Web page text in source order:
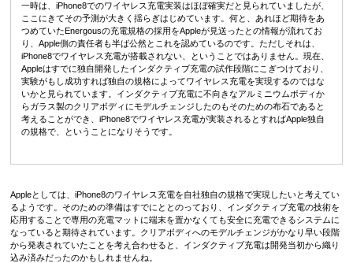
一時は、iPhone8でのワイヤレス充電実装はほぼ確実だと見られていましたが、
ここにきてその予測が大きく揺らぎはじめています。何と、あれほど期待をあ
つめていたEnergousの充電規格の採用をAppleが見送ったとの情報が流れてお
り、Apple側の責任者も半ば公然とこれを認めているのです。ただしそれは、
iPhone8でワイヤレス充電が搭載されない、ということではありません。現在、
Appleはすでに独自開発したインダクティブ充電の試作段階にこぎつけており、
実験がもし成功すれば独自の規格によってワイヤレス充電を実現するのではな
いかと見られています。インダクティブ充電に不向きなアルミニウムボディか
らガラス製のクリアボディにモデルチェンジしたのもそのための布石であると
考えることができ、iPhone8でワイヤレス充電が実装されるとすればApple独自
の規格で、ということになりそうです。
Appleとしては、iPhone8のワイヤレス充電を自社独自の規格で実現したいと考えてい
るようです。そのための準備はすでにととのっており、インダクティブ充電の技術を
応用することで専用の充電マットに端末を置かなくても安全に充電できるシステムに
なっていると期待されています。クリアボディへのモデルチェンジがかなり早い段階
から発表されていたことを考え合わせると、インダクティブ充電は開発当初から織り
込み済みだったのかもしれませんね。